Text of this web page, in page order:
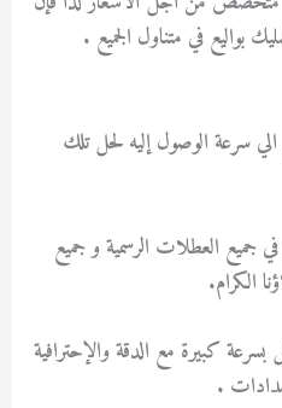
بواليع في متناول الجميع .
سرعة الوصول إليه لحل تلك
مدار ٢٤ ساعة و في جميع العطلات الرسمية و جميع
الكرام.
بسرعة كبيرة مع الدقة والإحترافية
.